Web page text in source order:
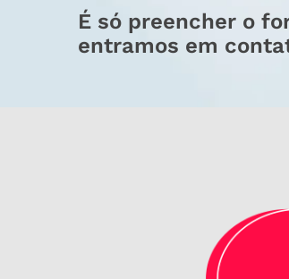
É só preencher o
entramos em